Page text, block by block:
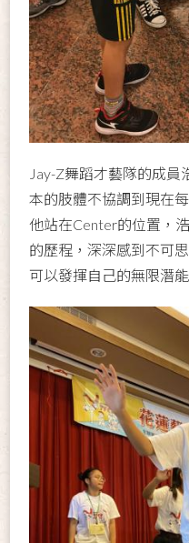
Jay-Z舞蹈才藝隊的成
本的肢體不協調到現在
他站在Center的位置，
的歷程，深深感到不可
可以發揮自己的無限潛能